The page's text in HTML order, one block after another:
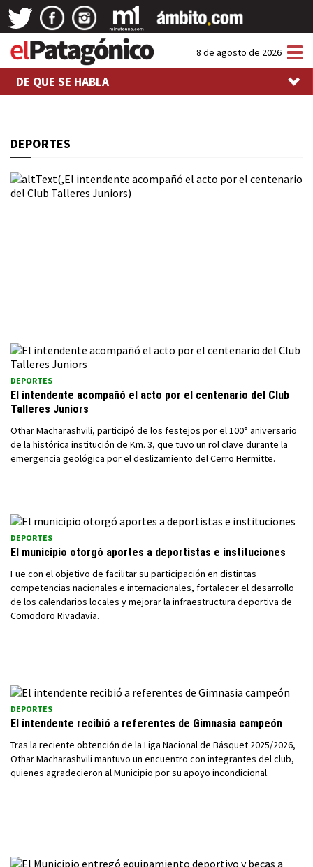
8 de agosto de 2026
DE QUE SE HABLA
DEPORTES
DEPORTES
El intendente acompañó el acto por el centenario del Club
Talleres Juniors
Othar Macharashvili, participó de los festejos por el 100° aniversario
de la histórica institución de Km. 3, que tuvo un rol clave durante la
emergencia geológica por el deslizamiento del Cerro Hermitte.
DEPORTES
El municipio otorgó aportes a deportistas e instituciones
Fue con el objetivo de facilitar su participación en distintas
competencias nacionales e internacionales, fortalecer el desarrollo
de los calendarios locales y mejorar la infraestructura deportiva de
Comodoro Rivadavia.
DEPORTES
El intendente recibió a referentes de Gimnasia campeón
Tras la reciente obtención de la Liga Nacional de Básquet 2025/2026,
Othar Macharashvili mantuvo un encuentro con integrantes del club,
quienes agradecieron al Municipio por su apoyo incondicional.